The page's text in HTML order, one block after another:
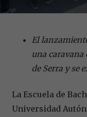
El
una caravana
de Serra y se
La Escuela de
Universidad